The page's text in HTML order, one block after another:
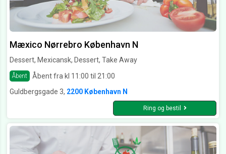
Mæxico Nørrebro København N
Dessert, Mexicansk, Dessert, Take Away
Åbent
Åbent fra kl 11:00 til 21:00
Guldbergsgade 3, 2200 København N
Ring og bestil